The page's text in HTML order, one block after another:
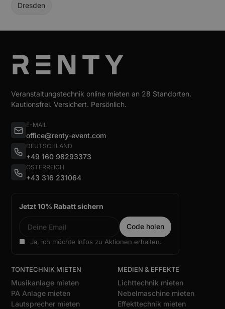
Dresden
Veranstaltungstechnik online mieten an 28 Standorten.
Kautionsfrei. Versichert. Persönlich.
E-MAIL
office@renty-event.com
DEUTSCHLAND
+49 160 98293373
ÖSTERREICH
+43 316 231064
Jetzt 10% Rabatt sichern
Ja, ich möchte Infos zu Aktionen erhalten.
TONTECHNIK MIETEN
Musikanlage mieten
PA Anlage mieten
Lautsprecher mieten
MEDIEN & EFFEKTE
Lichttechnik mieten
Nebelmaschine mieten
Effekttechnik mieten